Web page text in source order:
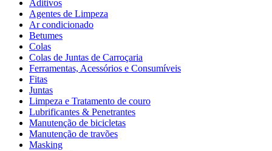
Aditivos
Agentes de Limpeza
Ar condicionado
Betumes
Colas
Colas de Juntas de Carroçaria
Ferramentas, Acessórios e Consumíveis
Fitas
Juntas
Limpeza e Tratamento de couro
Lubrificantes & Penetrantes
Manutenção de bicicletas
Manutenção de travões
Masking